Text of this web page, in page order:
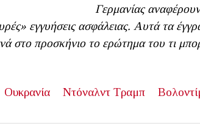
Γερμανίας
εγγυήσεις ασφάλειας. Αυτά τα
στο προσκήνιο το ερώτημα του τι
Ουκρανία Ντόναλντ Τραμπ